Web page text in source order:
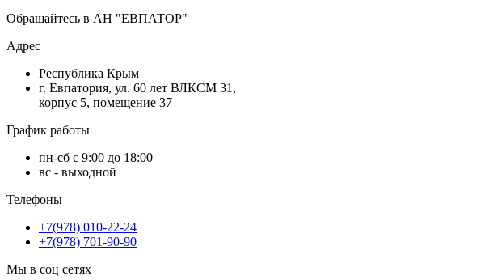
Обращайтесь в АН "ЕВПАТОР"
Адрес
Республика Крым
г. Евпатория, ул. 60 лет ВЛКСМ 31,
корпус 5, помещение 37
График работы
пн-сб с 9:00 до 18:00
вс - выходной
Телефоны
+7(978) 010-22-24
+7(978) 701-90-90
Мы в соц сетях